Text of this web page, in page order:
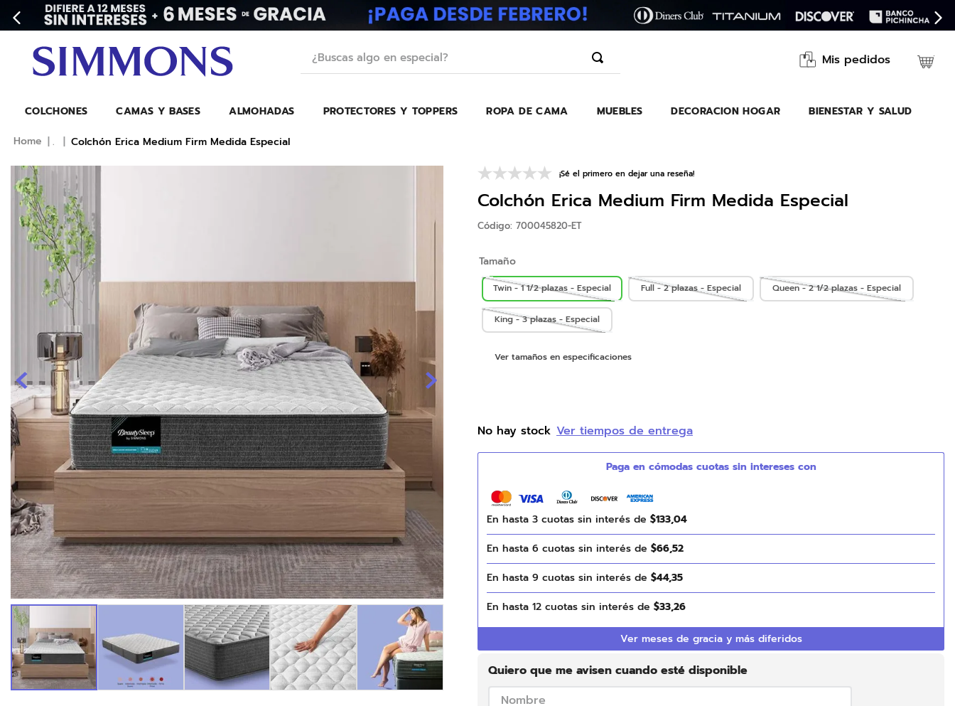
Mis pedidos
COLCHONES CAMAS Y BASES ALMOHADAS PROTECTORES Y TOPPERS ROPA DE CAMA MUEBLES DECORACION HOGAR BIENESTAR Y SALUD
. Colchón Erica Medium Firm Medida Especial
¡Sé el primero en dejar una reseña!
Colchón Erica Medium Firm Medida Especial
Código: 700045820-ET
Tamaño
Twin - 1 1/2 plazas - Especial Full - 2 plazas - Especial Queen - 2 1/2 plazas - Especial
King - 3 plazas - Especial
Ver tamaños en especificaciones
No hay stock Ver tiempos de entrega
En hasta 3 cuotas sin interés de $133,04
En hasta 6 cuotas sin interés de $66,52
En hasta 9 cuotas sin interés de $44,35
En hasta 12 cuotas sin interés de $33,26
Ver meses de gracia y más diferidos
Quiero que me avisen cuando esté disponible
TÉRMINOS MÁS BUSCADOS
2.
almohada
8.
9.
natasha
10. colchones